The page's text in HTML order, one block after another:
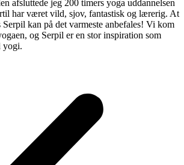
afsluttede jeg 200 timers yoga uddannelsen
har været vild, sjov, fantastisk og lærerig. At
Serpil kan på det varmeste anbefales! Vi kom
og Serpil er en stor inspiration som
yogi.